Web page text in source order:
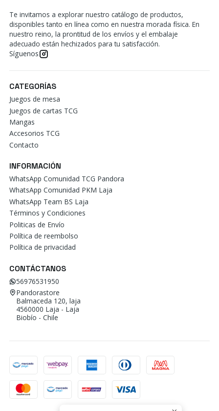
Te invitamos a explorar nuestro catálogo de productos,
disponibles tanto en línea como en nuestra morada física. En
nuestro reino, la prontitud de los envíos y el embalaje
adecuado están hechizados para tu satisfacción.
Síguenos
CATEGORÍAS
Juegos de mesa
Juegos de cartas TCG
Mangas
Accesorios TCG
Contacto
INFORMACIÓN
WhatsApp Comunidad TCG Pandora
WhatsApp Comunidad PKM Laja
WhatsApp Team BS Laja
Términos y Condiciones
Politicas de Envío
Política de reembolso
Política de privacidad
CONTÁCTANOS
56976531950
Pandorastore
Balmaceda 120, laja
4560000 Laja - Laja
Biobío - Chile